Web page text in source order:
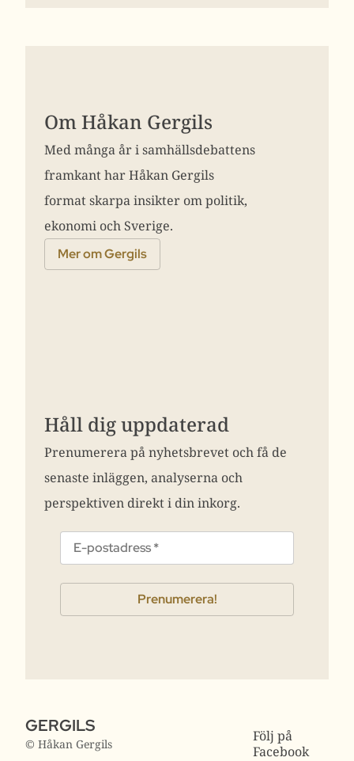
Om Håkan Gergils
Med många år i samhällsdebattens
framkant har Håkan Gergils
format skarpa insikter om politik,
ekonomi och Sverige.
Mer om Gergils
Håll dig uppdaterad
Prenumerera på nyhetsbrevet och få de
senaste inläggen, analyserna och
perspektiven direkt i din inkorg.
GERGILS
© Håkan Gergils
Följ på
Facebook